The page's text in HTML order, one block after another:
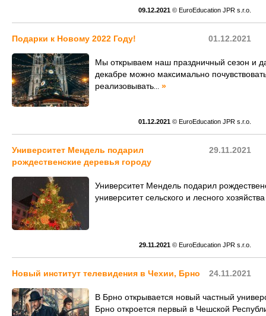
09.12.2021 © EuroEducation JPR s.r.o.
01.12.2021
Подарки к Новому 2022 Году!
Мы открываем наш праздничный сезон и
декабре можно максимально
реализовывать
»
01.12.2021 © EuroEducation JPR s.r.o.
29.11.2021
Университет Мендель подарил
рождественские деревья городу
Университет Мендель подарил
университет сельского и лесного
29.11.2021 © EuroEducation JPR s.r.o.
24.11.2021
Новый институт телевидения в Чехии, Брно
В Брно открывается новый частный
Брно откроется первый в Чешской